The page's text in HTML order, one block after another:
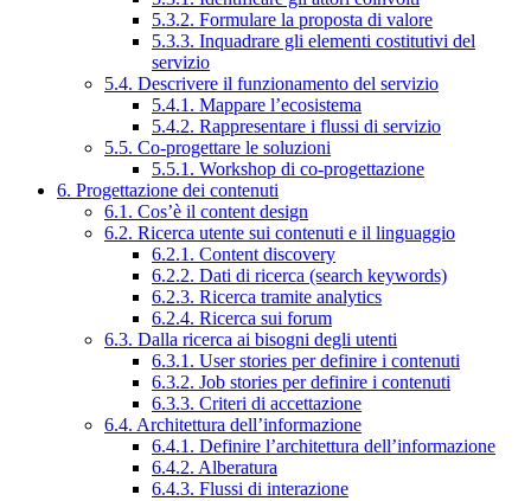
5.3.2. Formulare la proposta di valore
5.3.3. Inquadrare gli elementi costitutivi del
servizio
5.4. Descrivere il funzionamento del servizio
5.4.1. Mappare l’ecosistema
5.4.2. Rappresentare i flussi di servizio
5.5. Co-progettare le soluzioni
5.5.1. Workshop di co-progettazione
6. Progettazione dei contenuti
6.1. Cos’è il content design
6.2. Ricerca utente sui contenuti e il linguaggio
6.2.1. Content discovery
6.2.2. Dati di ricerca (search keywords)
6.2.3. Ricerca tramite analytics
6.2.4. Ricerca sui forum
6.3. Dalla ricerca ai bisogni degli utenti
6.3.1. User stories per definire i contenuti
6.3.2. Job stories per definire i contenuti
6.3.3. Criteri di accettazione
6.4. Architettura dell’informazione
6.4.1. Definire l’architettura dell’informazione
6.4.2. Alberatura
6.4.3. Flussi di interazione